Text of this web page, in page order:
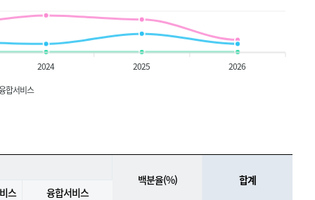
합서비스
2024 2025 2026
백분율(%)
합계
스
융합서비스